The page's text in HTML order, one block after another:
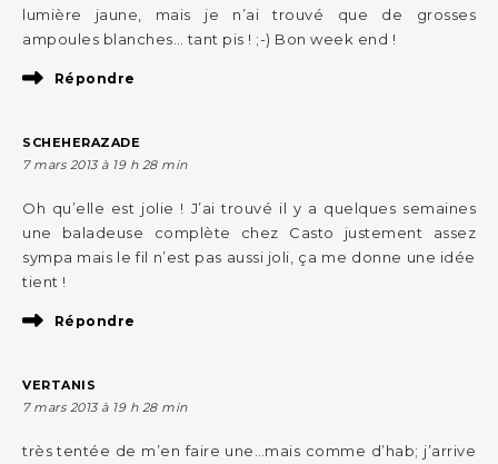
lumière jaune, mais je n’ai trouvé que de grosses
ampoules blanches… tant pis ! ;-) Bon week end !
Répondre
SCHEHERAZADE
7 mars 2013 à 19 h 28 min
Oh qu’elle est jolie ! J’ai trouvé il y a quelques semaines
une baladeuse complète chez Casto justement assez
sympa mais le fil n’est pas aussi joli, ça me donne une idée
tient !
Répondre
VERTANIS
7 mars 2013 à 19 h 28 min
très tentée de m’en faire une…mais comme d’hab; j’arrive